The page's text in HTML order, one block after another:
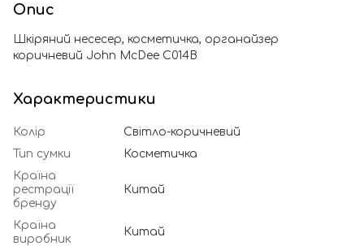
Опис
Шкіряний несесер, косметичка, органайзер
коричневий John McDee C014B
Характеристики
Колір
Світло-коричневий
Тип сумки
Косметичка
Країна
рестрації
бренду
Китай
Країна
виробник
Китай